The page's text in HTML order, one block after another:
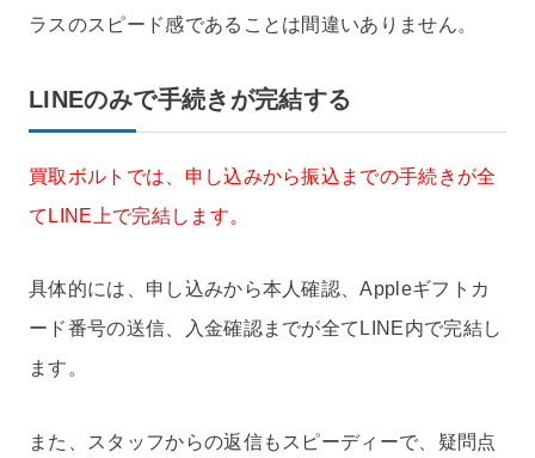
ラスのスピード感であることは間違いありません。
LINEのみで手続きが完結する
買取ボルトでは、申し込みから振込までの手続きが全
てLINE上で完結します。
具体的には、申し込みから本人確認、Appleギフトカ
ード番号の送信、入金確認までが全てLINE内で完結し
ます。
また、スタッフからの返信もスピーディーで、疑問点